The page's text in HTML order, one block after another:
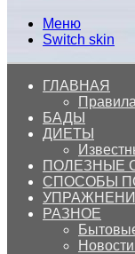
Меню
Switch skin
ГЛАВНАЯ
БАДЫ
ДИЕТЫ
ПОЛЕЗНЫЕ
СПОСОБЫ
РАЗНОЕ